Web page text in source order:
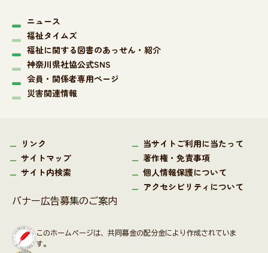
ニュース
福祉タイムズ
福祉に関する図書のあっせん・紹介
神奈川県社協公式SNS
会員・関係者専用ページ
災害関連情報
リンク
サイトマップ
サイト内検索
当サイトご利用に当たって
著作権・免責事項
個人情報保護について
アクセシビリティについて
バナー広告募集のご案内
このホームページは、共同募金の配分金により作成されていま
す。